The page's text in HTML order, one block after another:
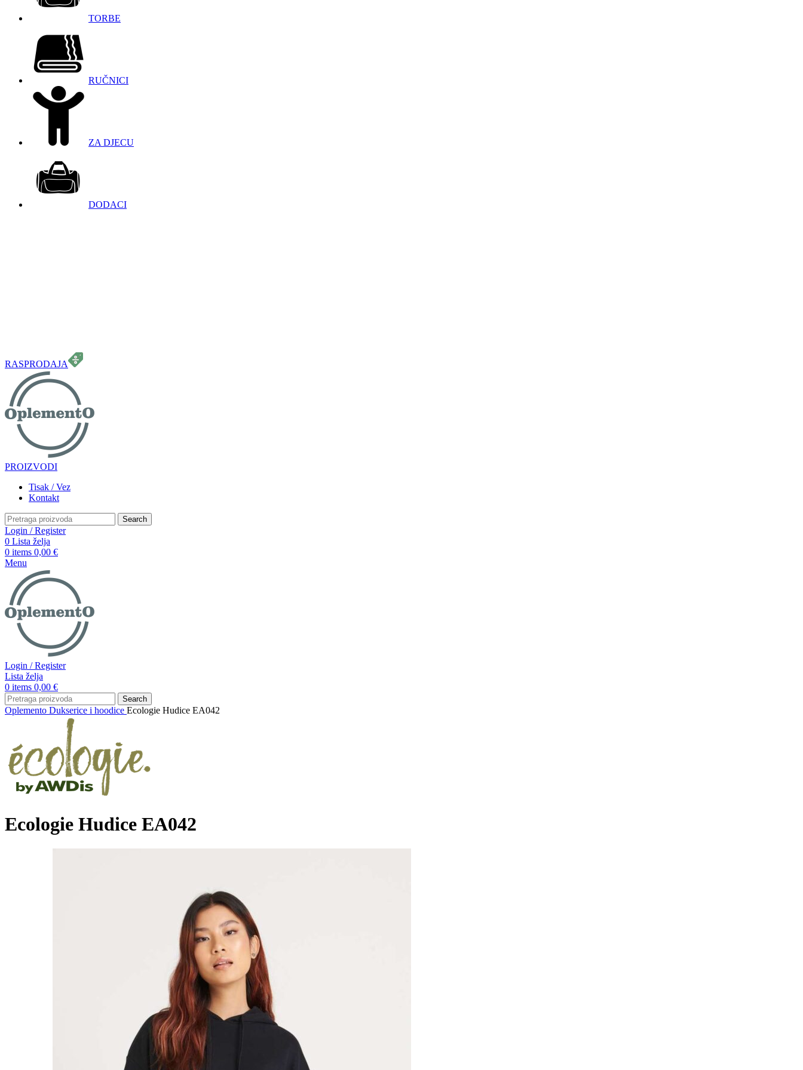
TORBE
RUČNICI
ZA DJECU
DODACI
RASPRODAJA
PROIZVODI
Tisak / Vez
Kontakt
Search
Login / Register
0 Lista želja
0 items 0,00 €
Menu
Login / Register
Lista želja
0 items 0,00 €
Search
Oplemento Dukserice i hoodice Ecologie Hudice EA042
Ecologie Hudice EA042